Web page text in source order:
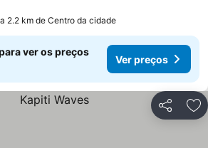
a 2.2 km de Centro da cidade
ver os preços
Ver preços
Partilhar